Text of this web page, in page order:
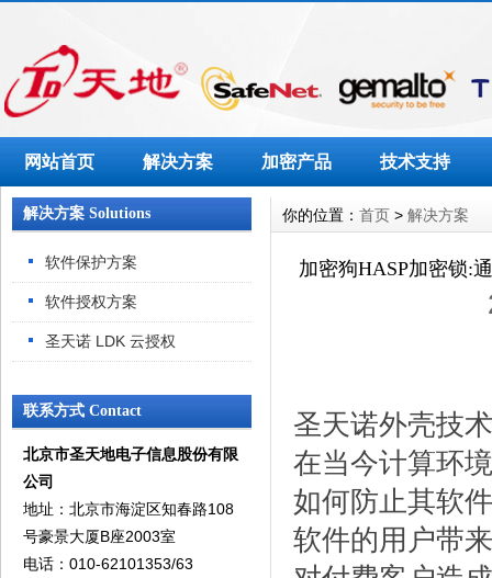
网站首页 解决方案 加密产品 技术支持
解决方案 Solutions
软件保护方案
软件授权方案
圣天诺 LDK 云授权
联系方式 Contact
北京市圣天地电子信息股份有限
公司
地址：北京市海淀区知春路108
号豪景大厦B座2003室
电话：010-62101353/63
你的位置： 首页 > 解决方案
加密狗HASP加密锁:
圣天诺外壳技
在当今计算环
如何防止其软
软件的用户带